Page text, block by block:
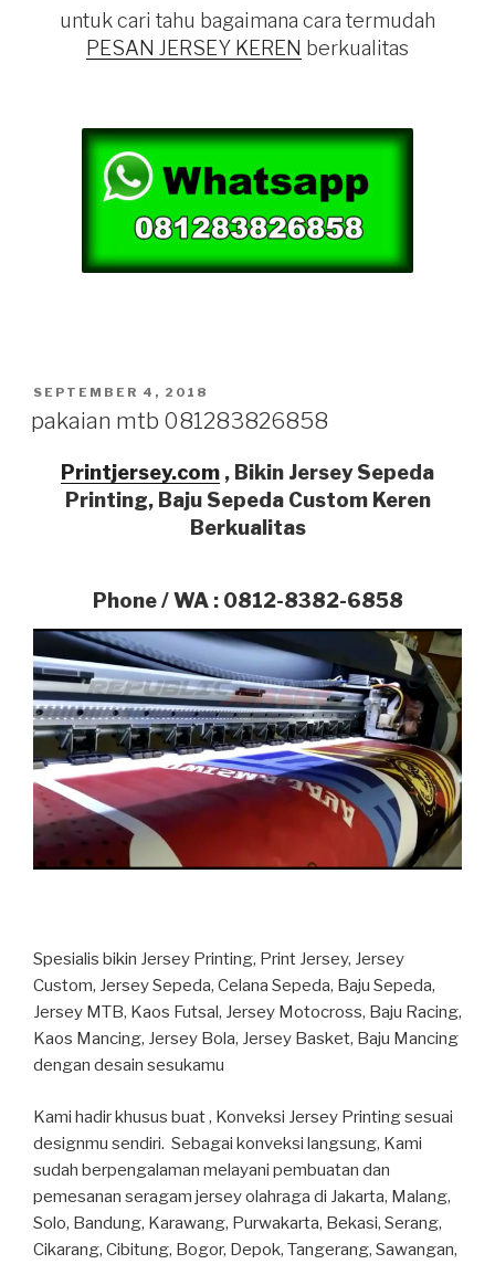
untuk cari tahu bagaimana cara termudah
PESAN JERSEY KEREN berkualitas
POSTED
SEPTEMBER 4, 2018
pakaian mtb 081283826858
Printjersey.com , Bikin Jersey Sepeda
Printing, Baju Sepeda Custom Keren
Berkualitas
Phone / WA : 0812-8382-6858
Spesialis bikin Jersey Printing, Print Jersey, Jersey
Custom, Jersey Sepeda, Celana Sepeda, Baju Sepeda,
Jersey MTB, Kaos Futsal, Jersey Motocross, Baju Racing,
Kaos Mancing, Jersey Bola, Jersey Basket, Baju Mancing
dengan desain sesukamu
Kami hadir khusus buat , Konveksi Jersey Printing sesuai
designmu sendiri. Sebagai konveksi langsung, Kami
sudah berpengalaman melayani pembuatan dan
pemesanan seragam jersey olahraga di Jakarta, Malang,
Solo, Bandung, Karawang, Purwakarta, Bekasi, Serang,
Cikarang, Cibitung, Bogor, Depok, Tangerang, Sawangan,